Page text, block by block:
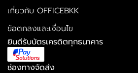
เกี่ยวกับ OFFICEBKK
ข้อตกลงและเงื่อนไข
ยินดีรับบัตรเครดิตทุกธนาคาร
ช่องทางจัดส่ง